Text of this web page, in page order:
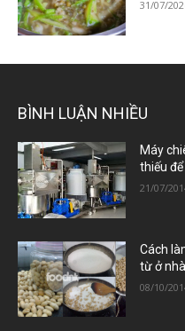
31/07/
BÌNH LUẬN NHIỀU
Máy
thiếu
21/07/
Cách
từ ở
08/10/